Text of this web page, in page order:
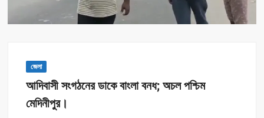
জেলা
আদিবাসী সংগঠনের ডাকে বাংলা বনধ; অচল পশ্চিম
মেদিনীপুর।